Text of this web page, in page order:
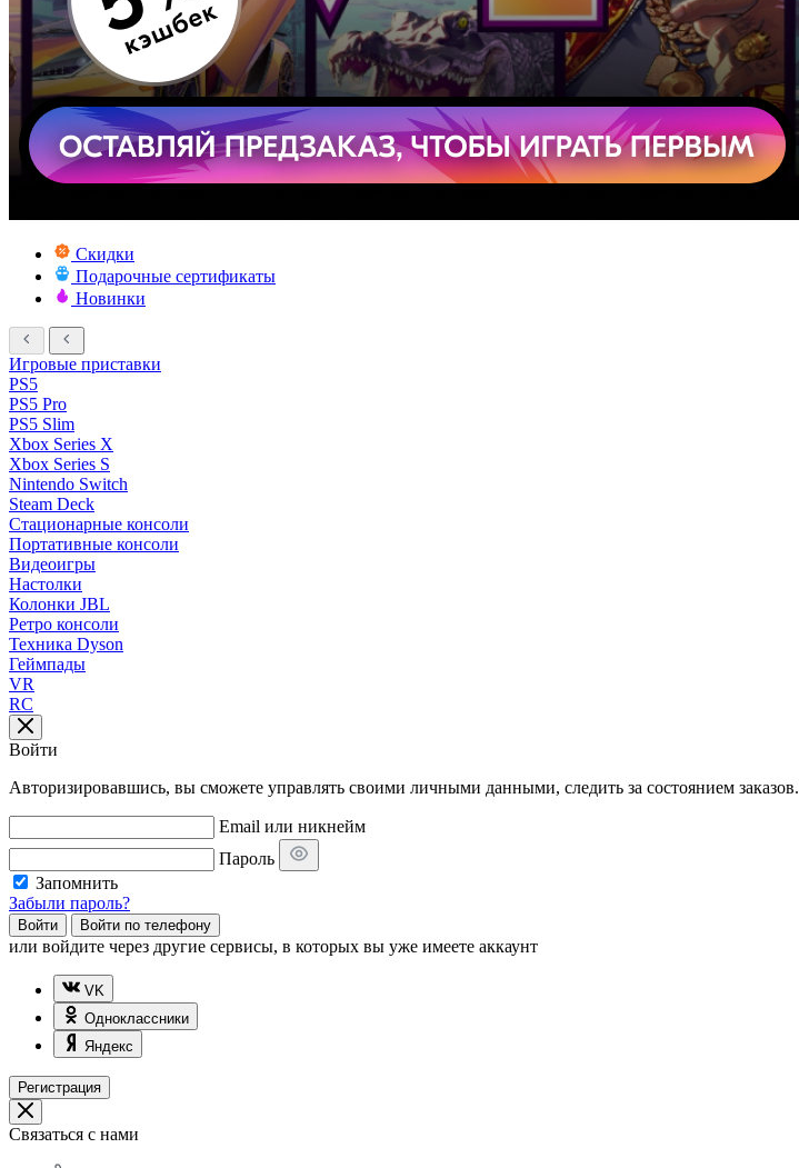
Скидки
Подарочные сертификаты
Новинки
Игровые приставки
PS5
PS5 Pro
PS5 Slim
Xbox Series X
Xbox Series S
Nintendo Switch
Steam Deck
Стационарные консоли
Портативные консоли
Видеоигры
Настолки
Колонки JBL
Ретро консоли
Техника Dyson
Геймпады
VR
RC
Войти
Авторизировавшись, вы сможете управлять своими личными данными, следить за состоянием заказов.
Email или никнейм
Пароль
Запомнить
Забыли пароль?
Войти Войти по телефону
или войдите через другие сервисы, в которых вы уже имеете аккаунт
VK
Одноклассники
Яндекс
Регистрация
Связаться с нами